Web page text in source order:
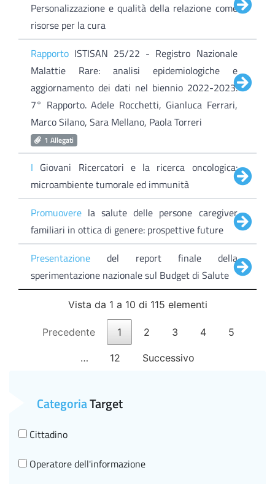
Personalizzazione e qualità della relazione come
risorse per la cura
Rapporto ISTISAN 25/22 - Registro Nazionale
Malattie Rare: analisi epidemiologiche e
aggiornamento dei dati nel biennio 2022-2023.
7° Rapporto. Adele Rocchetti, Gianluca Ferrari,
Marco Silano, Sara Mellano, Paola Torreri
1 Allegati
I Giovani Ricercatori e la ricerca oncologica:
microambiente tumorale ed immunità
Promuovere la salute delle persone caregiver
familiari in ottica di genere: prospettive future
Presentazione del report finale della
sperimentazione nazionale sul Budget di Salute
Vista da 1 a 10 di 115 elementi
Precedente 1 2 3 4 5
… 12 Successivo
CategoriaTarget
Cittadino
Operatore dell'informazione